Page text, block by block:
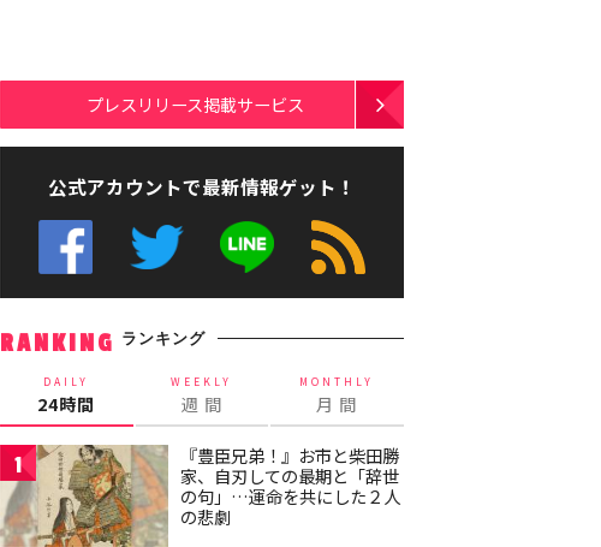
プレスリリース掲載サービス
公式アカウントで最新情報ゲット！
RANKING ランキング
DAILY
24時間
WEEKLY
週 間
MONTHLY
月 間
1
『豊臣兄弟！』お市と柴田勝
家、自刃しての最期と「辞世
の句」…運命を共にした２人
の悲劇